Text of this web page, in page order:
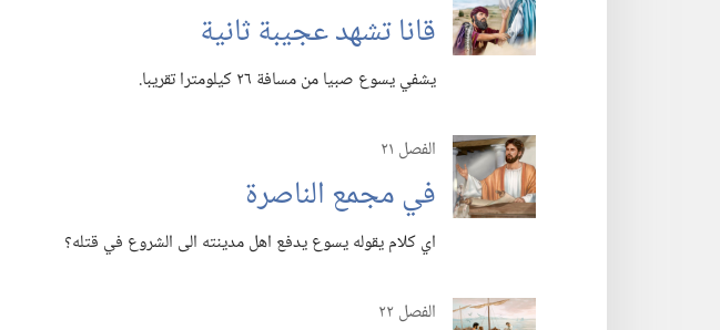
قانا تشهد عجيبة ثانية
يشفي يسوع صبيا من مسافة ٢٦ كيلومترا تقريبا.‏
الفصل ٢١
في مجمع الناصرة
اي كلام يقوله يسوع يدفع اهل مدينته الى الشروع في قتله؟‏
الفصل ٢٢